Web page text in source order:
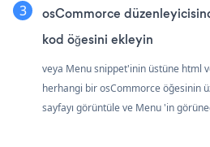
osCommorce
kod öğesini ekleyin
veya Menu snippet'inin üstüne html
herhangi bir osCommorce öğesinin
sayfayı görüntüle ve Menu 'in